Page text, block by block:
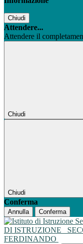
Chiudi
Attendere...
Attendere il
Chiudi
Chiudi
Conferma
Annulla Conferma
DI ISTRUZIONE
FERDINANDO